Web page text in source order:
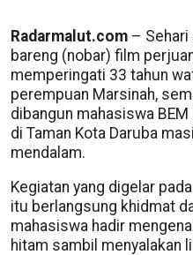
Radarmalut.com – Sehari
bareng (nobar) film
memperingati 33 tahun
perempuan Marsinah,
dibangun mahasiswa
di Taman Kota Daruba
mendalam.
Kegiatan yang digelar
itu berlangsung khidmat
mahasiswa hadir
hitam sambil menyalakan